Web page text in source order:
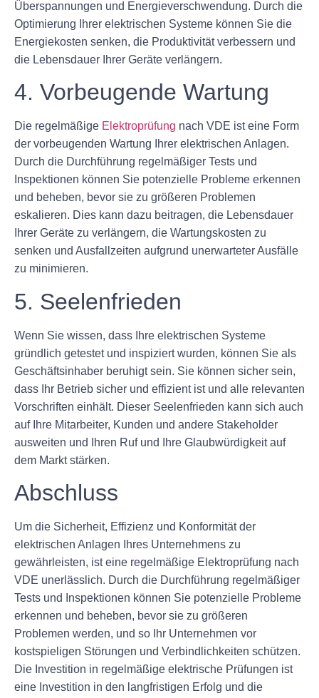
Überspannungen und Energieverschwendung. Durch die
Optimierung Ihrer elektrischen Systeme können Sie die
Energiekosten senken, die Produktivität verbessern und
die Lebensdauer Ihrer Geräte verlängern.
4. Vorbeugende Wartung
Die regelmäßige Elektroprüfung nach VDE ist eine Form
der vorbeugenden Wartung Ihrer elektrischen Anlagen.
Durch die Durchführung regelmäßiger Tests und
Inspektionen können Sie potenzielle Probleme erkennen
und beheben, bevor sie zu größeren Problemen
eskalieren. Dies kann dazu beitragen, die Lebensdauer
Ihrer Geräte zu verlängern, die Wartungskosten zu
senken und Ausfallzeiten aufgrund unerwarteter Ausfälle
zu minimieren.
5. Seelenfrieden
Wenn Sie wissen, dass Ihre elektrischen Systeme
gründlich getestet und inspiziert wurden, können Sie als
Geschäftsinhaber beruhigt sein. Sie können sicher sein,
dass Ihr Betrieb sicher und effizient ist und alle relevanten
Vorschriften einhält. Dieser Seelenfrieden kann sich auch
auf Ihre Mitarbeiter, Kunden und andere Stakeholder
ausweiten und Ihren Ruf und Ihre Glaubwürdigkeit auf
dem Markt stärken.
Abschluss
Um die Sicherheit, Effizienz und Konformität der
elektrischen Anlagen Ihres Unternehmens zu
gewährleisten, ist eine regelmäßige Elektroprüfung nach
VDE unerlässlich. Durch die Durchführung regelmäßiger
Tests und Inspektionen können Sie potenzielle Probleme
erkennen und beheben, bevor sie zu größeren
Problemen werden, und so Ihr Unternehmen vor
kostspieligen Störungen und Verbindlichkeiten schützen.
Die Investition in regelmäßige elektrische Prüfungen ist
eine Investition in den langfristigen Erfolg und die